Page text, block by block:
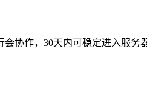
协作，30天内可稳定进入服务